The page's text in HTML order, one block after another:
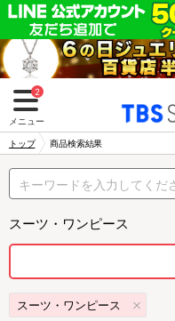
2
メニュー
トップ 商品検索結果
スーツ・ワンピース
スーツ・ワンピース